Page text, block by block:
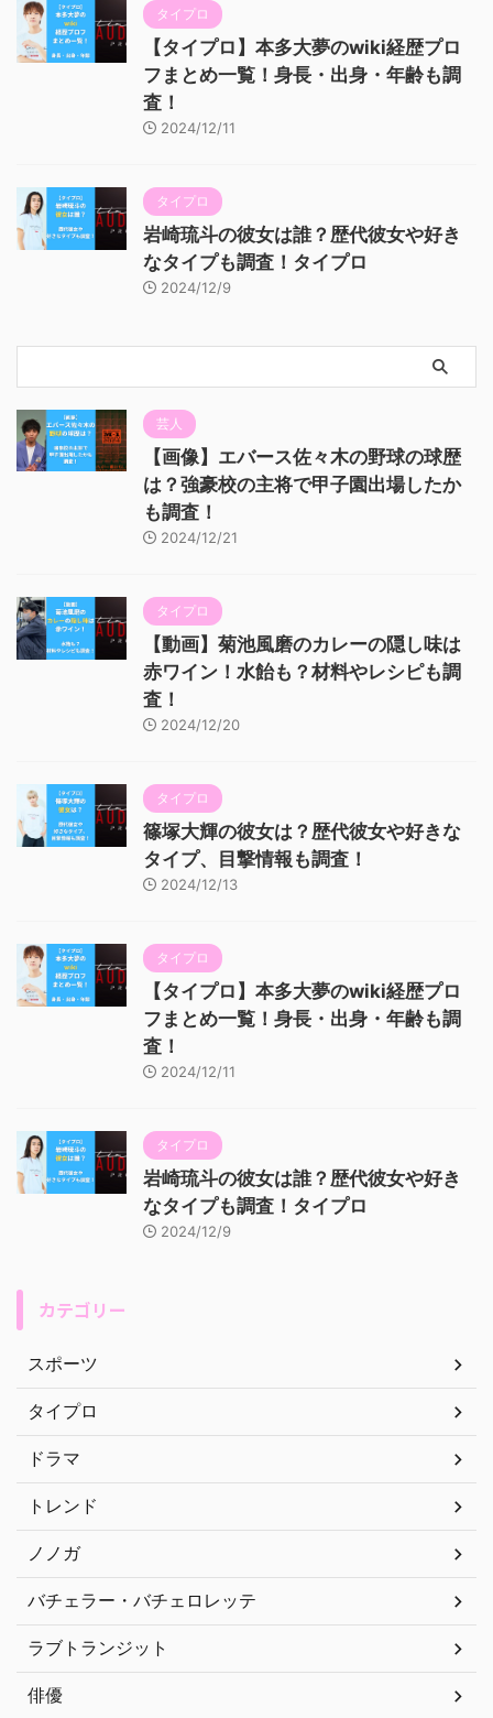
タイプロ
【タイプロ】本多大夢のwiki経歴プロ
フまとめ一覧！身長・出身・年齢も調
査！
2024/12/11
タイプロ
岩崎琉斗の彼女は誰？歴代彼女や好き
なタイプも調査！タイプロ
2024/12/9
芸人
【画像】エバース佐々木の野球の球歴
は？強豪校の主将で甲子園出場したか
も調査！
2024/12/21
タイプロ
【動画】菊池風磨のカレーの隠し味は
赤ワイン！水飴も？材料やレシピも調
査！
2024/12/20
タイプロ
篠塚大輝の彼女は？歴代彼女や好きな
タイプ、目撃情報も調査！
2024/12/13
タイプロ
【タイプロ】本多大夢のwiki経歴プロ
フまとめ一覧！身長・出身・年齢も調
査！
2024/12/11
タイプロ
岩崎琉斗の彼女は誰？歴代彼女や好き
なタイプも調査！タイプロ
2024/12/9
カテゴリー
スポーツ
タイプロ
ドラマ
トレンド
ノノガ
バチェラー・バチェロレッテ
ラブトランジット
俳優